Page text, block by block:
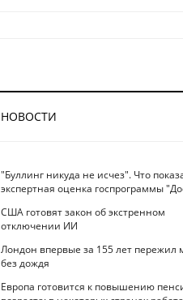
НОВОСТИ
"Буллинг никуда не исчез". Что
экспертная оценка госпрограммы
США готовят закон об экстренном
отключении ИИ
Лондон впервые за 155 лет пережил
без дождя
Европа готовится к повышению